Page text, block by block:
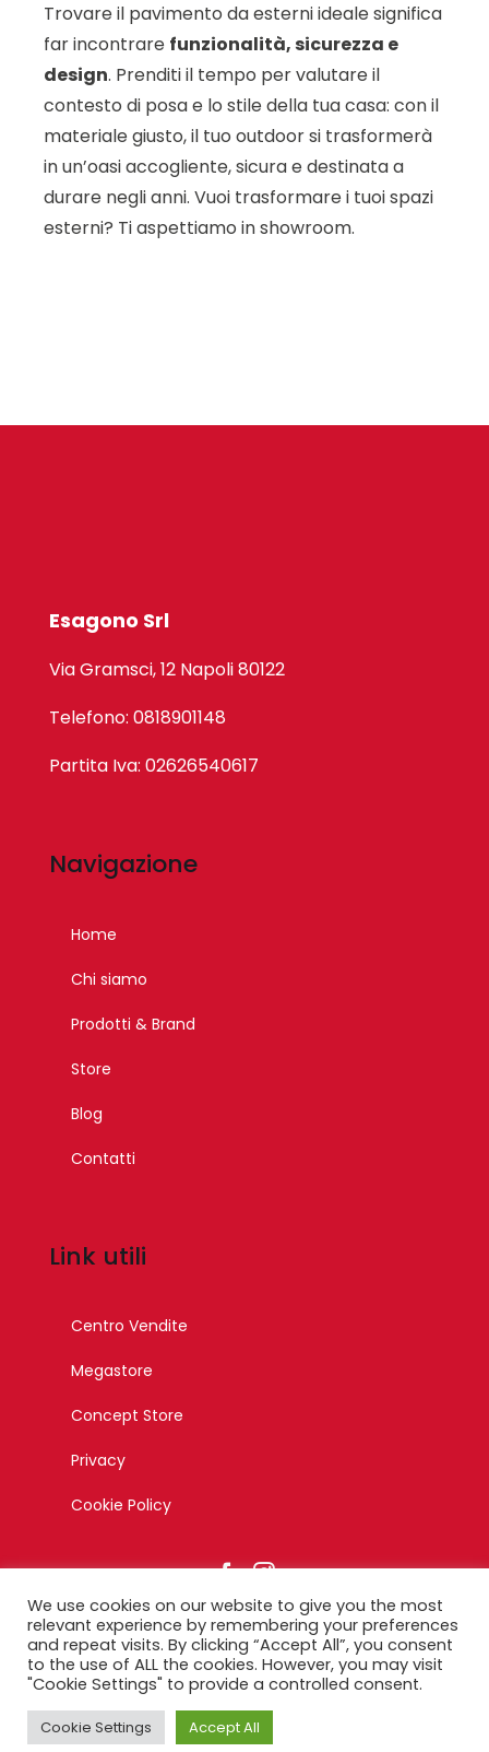
Trovare il pavimento da esterni ideale significa
far incontrare funzionalità, sicurezza e
design. Prenditi il tempo per valutare il
contesto di posa e lo stile della tua casa: con il
materiale giusto, il tuo outdoor si trasformerà
in un’oasi accogliente, sicura e destinata a
durare negli anni. Vuoi trasformare i tuoi spazi
esterni? Ti aspettiamo in showroom.
Esagono Srl
Via Gramsci, 12 Napoli 80122
Telefono: 0818901148
Partita Iva: 02626540617
Navigazione
Home
Chi siamo
Prodotti & Brand
Store
Blog
Contatti
Link utili
Centro Vendite
Megastore
Concept Store
Privacy
Cookie Policy
© Copyright 2023 – Esagono Srl – Tutti i diritti riservati –
Designed by Ikonika
We use cookies on our website to give you the most
relevant experience by remembering your preferences
and repeat visits. By clicking “Accept All”, you consent
to the use of ALL the cookies. However, you may visit
"Cookie Settings" to provide a controlled consent.
Cookie Settings Accept All